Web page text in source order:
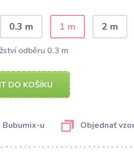
0.3 m 1 m 2 m
odběru 0.3 m
DO KOŠÍKU
u Objednať